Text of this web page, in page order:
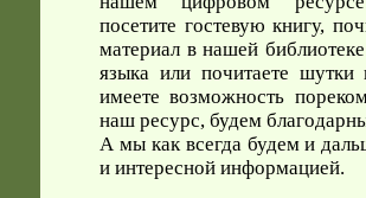
посетите гостевую книгу,
материал в нашей
языка или почитаете
имеете возможность
наш ресурс, будем
А мы как всегда будем и
и интересной информацией.